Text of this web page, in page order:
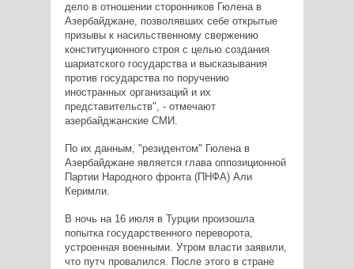
дело в отношении сторонников Гюлена в
Азербайджане, позволявших себе открытые
призывы к насильственному свержению
конституционного строя с целью создания
шариатского государства и высказывания
против государства по поручению
иностранных организаций и их
представительств", - отмечают
азербайджанские СМИ.
По их данным, "резидентом" Гюлена в
Азербайджане является глава оппозиционной
Партии Народного фронта (ПНФА) Али
Керимли.
В ночь на 16 июля в Турции произошла
попытка государственного переворота,
устроенная военными. Утром власти заявили,
что путч провалился. После этого в стране